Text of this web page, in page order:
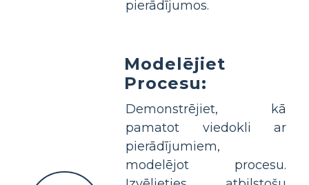
pierādījumos.
Modelējiet
Procesu:
Demonstrējiet, kā
pamatot viedokli ar
pierādījumiem,
modelējot procesu.